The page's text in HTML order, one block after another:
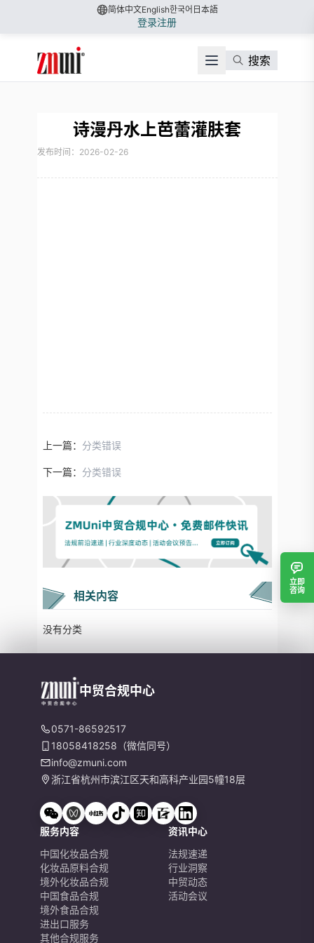
简体中文English한국어 日本語
登录注册
搜索
诗漫丹水上芭蕾灌肤套
发布时间：2026-02-26
上一篇： 分类错误
下一篇： 分类错误
相关内容
没有分类
立即
咨询
中贸合规中心
0571-86592517
18058418258（微信同号）
info@zmuni.com
浙江省杭州市滨江区天和高科产业园5幢18层
服务内容
中国化妆品合规
化妆品原料合规
境外化妆品合规
中国食品合规
境外食品合规
进出口服务
其他合规服务
资讯中心
法规速递
行业洞察
中贸动态
活动会议